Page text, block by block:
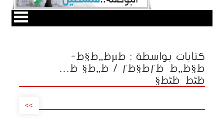
كتابات بواسطة : طµظ„ط§ط­
ط§ظ„ط¯ظƒط§ظƒ / ظ„ط§ ظ…
ظٹط¯ظٹط§
>>